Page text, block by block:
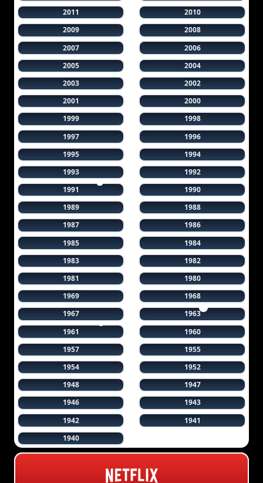
2011
2010
2009
2008
2007
2006
2005
2004
2003
2002
2001
2000
1999
1998
1997
1996
1995
1994
1993
1992
1991
1990
1989
1988
1987
1986
1985
1984
1983
1982
1981
1980
1969
1968
1967
1963
1961
1960
1957
1955
1954
1952
1948
1947
1946
1943
1942
1941
1940